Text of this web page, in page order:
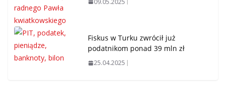
Fiskus w Turku zwrócił już
podatnikom ponad 39 mln zł
25.04.2025